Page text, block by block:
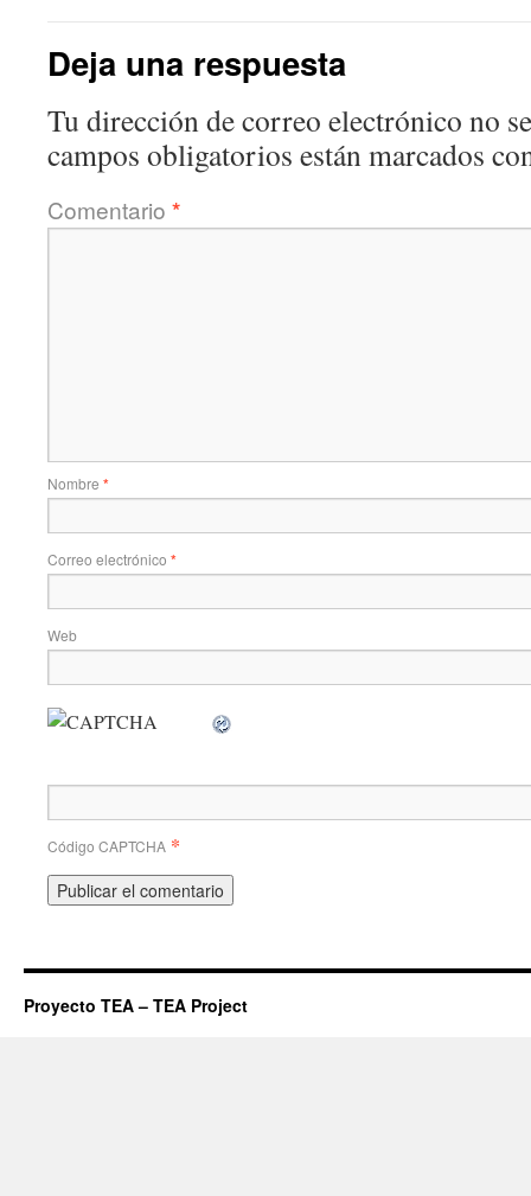
Deja una respuesta
Tu dirección de correo electrónico no
campos obligatorios están marcados
Comentario *
Nombre *
Correo electrónico *
Web
Código CAPTCHA *
Proyecto TEA – TEA Project